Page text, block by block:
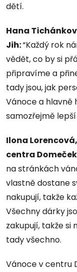
dětí.
Hana
Jih:“Každý rok
vědět, co by si
připravíme a
tady jsou, jak
Vánoce a hlavně
samozřejmě
Ilona
centra
na stránkách
vlastně dostane
nakupují, takže
Všechny dárky
zakupují, takže
tady všechno.
Vánoce v centru